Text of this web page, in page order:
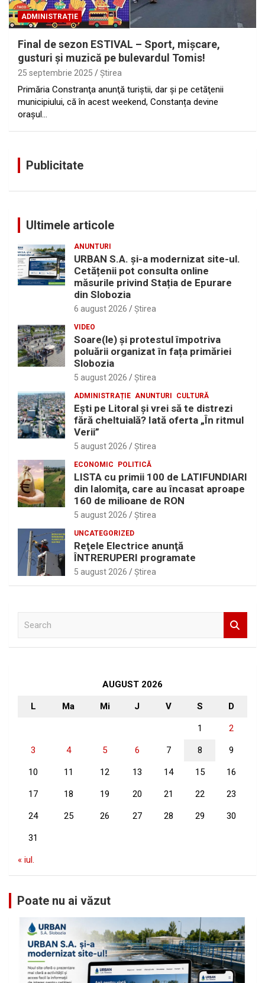
ADMINISTRAȚIE
Final de sezon ESTIVAL – Sport, mișcare,
gusturi și muzică pe bulevardul Tomis!
25 septembrie 2025 Ştirea
Primăria Constranţa anunţă turiştii, dar şi pe cetăţenii
municipiului, că în acest weekend, Constanța devine
orașul…
Publicitate
Ultimele articole
ANUNTURI
URBAN S.A. și-a modernizat site-ul.
Cetățenii pot consulta online
măsurile privind Stația de Epurare
din Slobozia
6 august 2026 Ştirea
VIDEO
Soare(le) și protestul împotriva
poluării organizat în fața primăriei
Slobozia
5 august 2026 Ştirea
ADMINISTRAȚIE ANUNTURI CULTURĂ
Eşti pe Litoral şi vrei să te distrezi
fără cheltuială? Iată oferta „În ritmul
Verii”
5 august 2026 Ştirea
ECONOMIC POLITICĂ
LISTA cu primii 100 de LATIFUNDIARI
din Ialomiţa, care au încasat aproape
160 de milioane de RON
5 august 2026 Ştirea
UNCATEGORIZED
Reţele Electrice anunţă
ÎNTRERUPERI programate
5 august 2026 Ştirea
AUGUST 2026
L Ma Mi J V S D
1 2
3 4 5 6 7 8 9
10 11 12 13 14 15 16
17 18 19 20 21 22 23
24 25 26 27 28 29 30
31
« iul.
Poate nu ai văzut